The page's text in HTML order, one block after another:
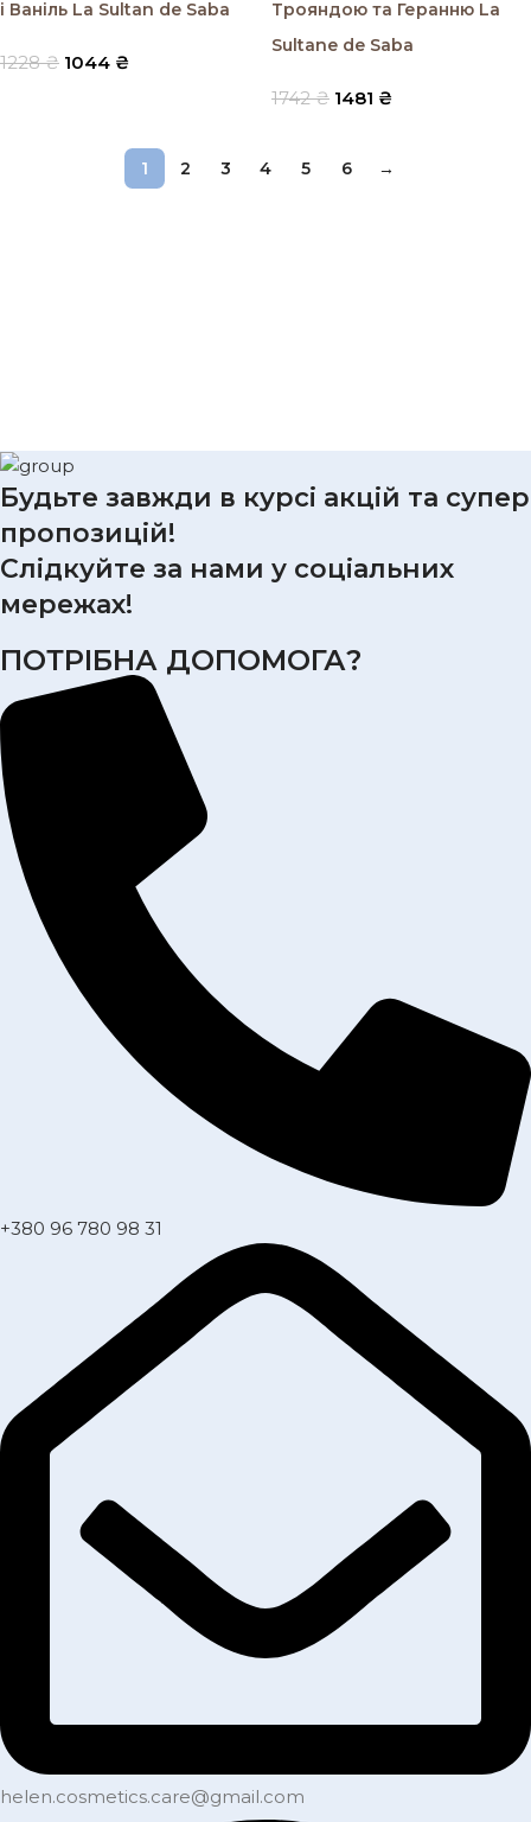
і Ваніль La Sultan de Saba
1228₴ 1044 ₴
Трояндою та Геранню La
Sultane de Saba
1742₴ 1481 ₴
1 2 3 4 5 6 →
Будьте завжди в курсі акцій та супер
пропозицій!
Слідкуйте за нами у соціальних
мережах!
ПОТРІБНА ДОПОМОГА?
+380 96 780 98 31
helen.cosmetics.care@gmail.com